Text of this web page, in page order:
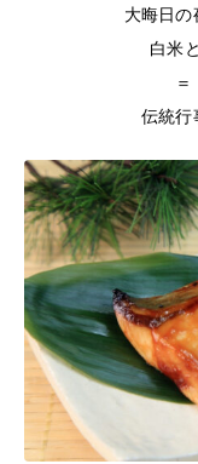
大晦日の
白米
＝
伝統行